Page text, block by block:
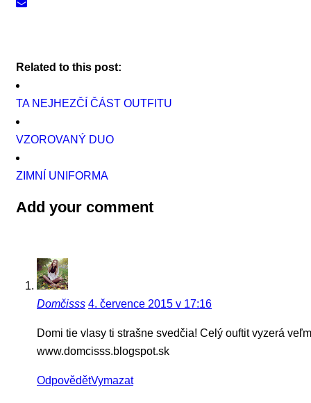
Related to this post:
TA NEJHEZČÍ ČÁST OUTFITU
VZOROVANÝ DUO
ZIMNÍ UNIFORMA
Add your comment
Domčisss 4. července 2015 v 17:16
Domi tie vlasy ti strašne svedčia! Celý ouftit vyzerá
www.domcisss.blogspot.sk
OdpovědětVymazat